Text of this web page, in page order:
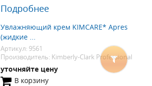
Подробнее
Увлажняющий крем KIMCARE* Apres
(жидкие ...
Артикул: 9561
Производитель: Kimberly-Clark Professional
уточняйте цену
В корзину